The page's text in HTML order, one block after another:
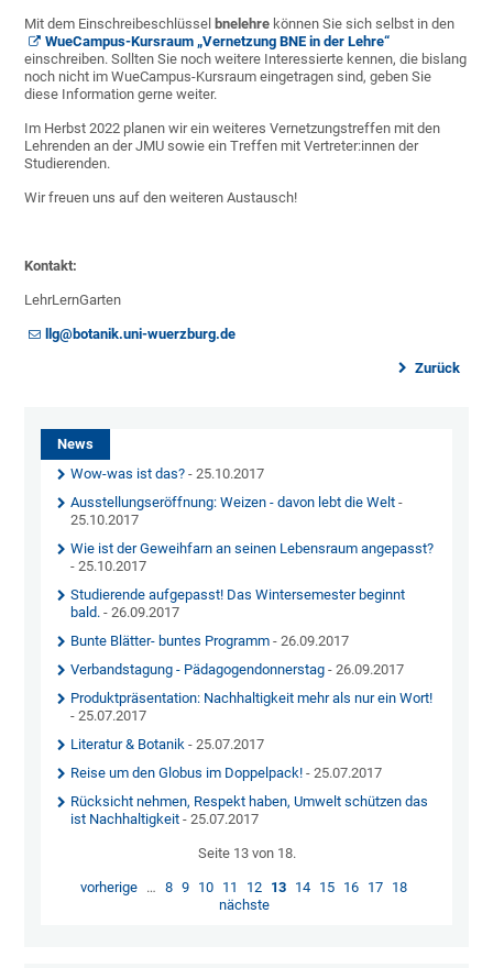
Mit dem Einschreibeschlüssel bnelehre können Sie sich selbst in den
WueCampus-Kursraum „Vernetzung BNE in der Lehre“
einschreiben. Sollten Sie noch weitere Interessierte kennen, die bislang
noch nicht im WueCampus-Kursraum eingetragen sind, geben Sie
diese Information gerne weiter.
Im Herbst 2022 planen wir ein weiteres Vernetzungstreffen mit den
Lehrenden an der JMU sowie ein Treffen mit Vertreter:innen der
Studierenden.
Wir freuen uns auf den weiteren Austausch!
Kontakt:
LehrLernGarten
llg@botanik.uni-wuerzburg.de
Zurück
News
Wow-was ist das? - 25.10.2017
Ausstellungseröffnung: Weizen - davon lebt die Welt -
25.10.2017
Wie ist der Geweihfarn an seinen Lebensraum angepasst?
- 25.10.2017
Studierende aufgepasst! Das Wintersemester beginnt
bald. - 26.09.2017
Bunte Blätter- buntes Programm - 26.09.2017
Verbandstagung - Pädagogendonnerstag - 26.09.2017
Produktpräsentation: Nachhaltigkeit mehr als nur ein Wort!
- 25.07.2017
Literatur & Botanik- 25.07.2017
Reise um den Globus im Doppelpack! - 25.07.2017
Rücksicht nehmen, Respekt haben, Umwelt schützen das
ist Nachhaltigkeit - 25.07.2017
Seite 13 von 18.
vorherige … 8 9 10 11 12 13 14 15 16 17 18
nächste